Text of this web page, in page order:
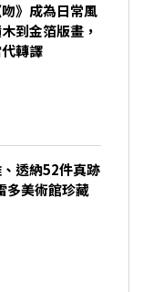
》成為日常風
到金箔版畫，
轉譯
透納52件真跡
多美術館珍藏